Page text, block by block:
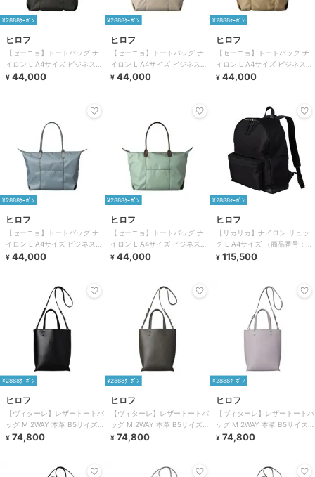
¥2888ｸｰﾎﾟﾝ
ヒロフ
【セーニョ】トートバッグ ナ
イロン L A4サイズ ビジネスバ
ッグ（商品番号：P25－
¥ 44,000
¥2888ｸｰﾎﾟﾝ
ヒロフ
【セーニョ】トートバッグ ナ
イロン L A4サイズ ビジネスバ
ッグ（商品番号：P25－
¥ 44,000
¥2888ｸｰﾎﾟﾝ
ヒロフ
【セーニョ】トートバッグ ナ
イロン L A4サイズ ビジネスバ
ッグ（商品番号：P25－
¥ 44,000
¥2888ｸｰﾎﾟﾝ
ヒロフ
【セーニョ】トートバッグ ナ
イロン L A4サイズ ビジネスバ
ッグ（商品番号：P25－
¥ 44,000
¥2888ｸｰﾎﾟﾝ
ヒロフ
【セーニョ】トートバッグ ナ
イロン L A4サイズ ビジネスバ
ッグ（商品番号：P25－
¥ 44,000
¥2888ｸｰﾎﾟﾝ
ヒロフ
【リカリカ】ナイロン リュッ
ク L A4サイズ （商品番号：
P25-39612）
¥ 115,500
¥2888ｸｰﾎﾟﾝ
ヒロフ
【ヴィターレ】レザートートバ
ッグ M 2WAY 本革 B5サイズ
（商品番号：P25－26641）
¥ 74,800
¥2888ｸｰﾎﾟﾝ
ヒロフ
【ヴィターレ】レザートートバ
ッグ M 2WAY 本革 B5サイズ
（商品番号：P25－26641）
¥ 74,800
¥2888ｸｰﾎﾟﾝ
ヒロフ
【ヴィターレ】レザートートバ
ッグ M 2WAY 本革 B5サイズ
（商品番号：P25－26641）
¥ 74,800